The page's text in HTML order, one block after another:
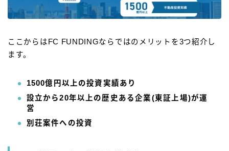
ここからはFC FUNDINGならではのメリットを3つ紹介し
ます。
1500億円以上の投資実績あり
設立から20年以上の歴史ある企業(東証上場)が運
営
別荘案件への投資